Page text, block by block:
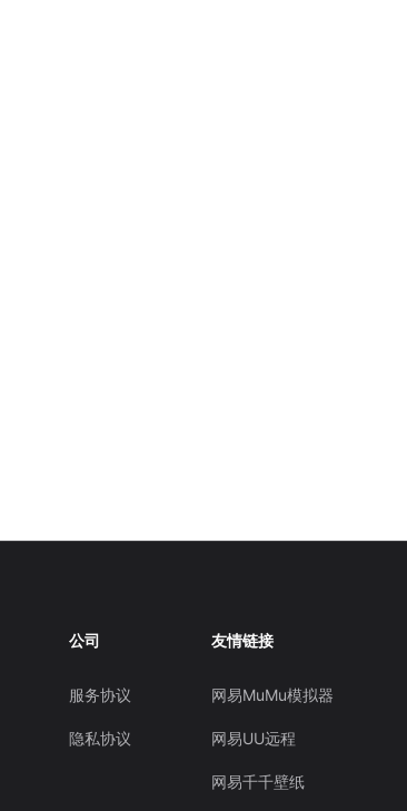
公司
服务协议
隐私协议
友情链接
网易MuMu模拟器
网易UU远程
网易千千壁纸